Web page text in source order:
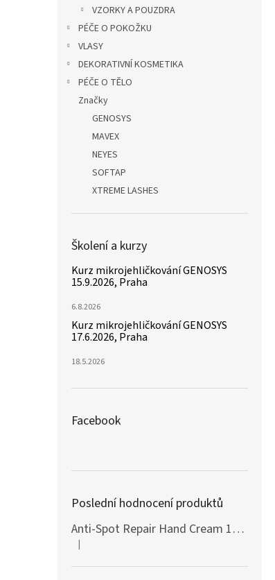
VZORKY A POUZDRA
PÉČE O POKOŽKU
VLASY
DEKORATIVNÍ KOSMETIKA
PÉČE O TĚLO
Značky
GENOSYS
MAVEX
NEYES
SOFTAP
XTREME LASHES
Školení a kurzy
Kurz mikrojehličkování GENOSYS
15.9.2026, Praha
6.8.2026
Kurz mikrojehličkování GENOSYS
17.6.2026, Praha
18.5.2026
Facebook
Poslední hodnocení produktů
Anti-Spot Repair Hand Cream 100ml Botanic SPA
Hodnocení produktu je 5 z 5 hvězdiček.
|